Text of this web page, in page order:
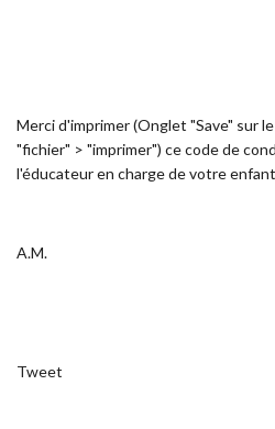
Merci d'imprimer (Onglet "Save" sur
"fichier" > "imprimer") ce code de
l'éducateur en charge de votre
A.M.
Tweet